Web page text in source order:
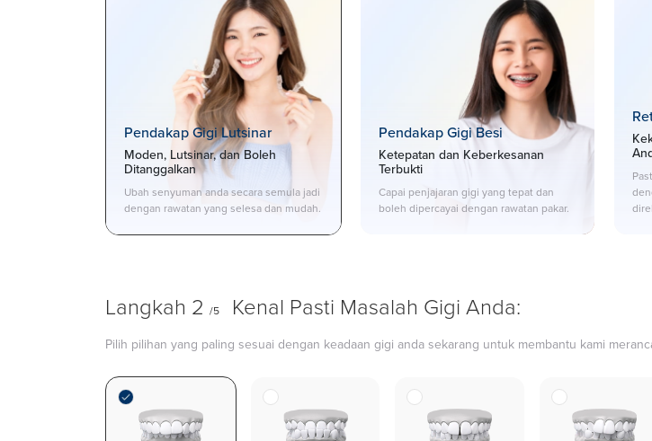
Pendakap Gigi Lutsinar
Moden, Lutsinar, dan Boleh
Ditanggalkan
Ubah senyuman anda secara semula jadi
dengan rawatan yang selesa dan mudah.
Pendakap Gigi Besi
Ketepatan dan Keberkesanan
Terbukti
Capai penjajaran gigi yang tepat dan
boleh dipercayai dengan rawatan pakar.
Langkah 2 /5 Kenal Pasti Masalah Gigi Anda:
Pilih pilihan yang paling sesuai dengan keadaan gigi anda sekarang untuk membantu kami